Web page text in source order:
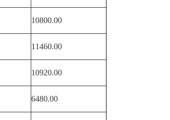
10800.00
11460.00
10920.00
6480.00